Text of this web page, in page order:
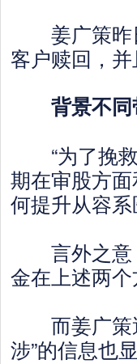
姜广策昨
客户赎回，
背景不同
“为了挽救
期在审股方
何提升从容
言外之意
金在上述两个
而姜广策
涉”的信息也